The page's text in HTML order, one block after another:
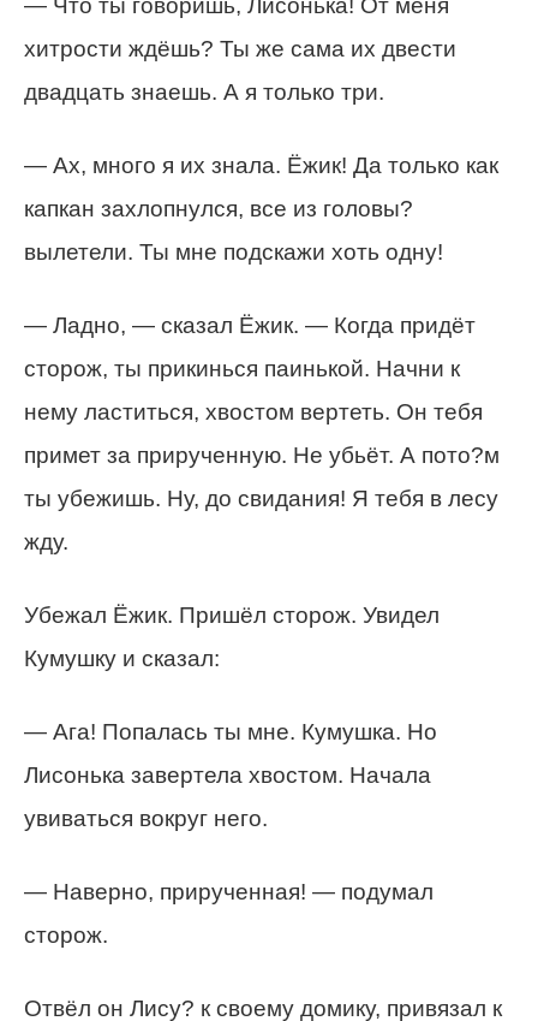
— Что ты говоришь, Лисонька! От меня
хитрости ждёшь? Ты же сама их двести
двадцать знаешь. А я только три.
— Ах, много я их знала. Ёжик! Да только как
капкан захлопнулся, все из головы?
вылетели. Ты мне подскажи хоть одну!
— Ладно, — сказал Ёжик. — Когда придёт
сторож, ты прикинься паинькой. Начни к
нему ластиться, хвостом вертеть. Он тебя
примет за прирученную. Не убьёт. А пото?м
ты убежишь. Ну, до свидания! Я тебя в лесу
жду.
Убежал Ёжик. Пришёл сторож. Увидел
Кумушку и сказал:
— Ага! Попалась ты мне. Кумушка. Но
Лисонька завертела хвостом. Начала
увиваться вокруг него.
— Наверно, прирученная! — подумал
сторож.
Отвёл он Лису? к своему домику, привязал к